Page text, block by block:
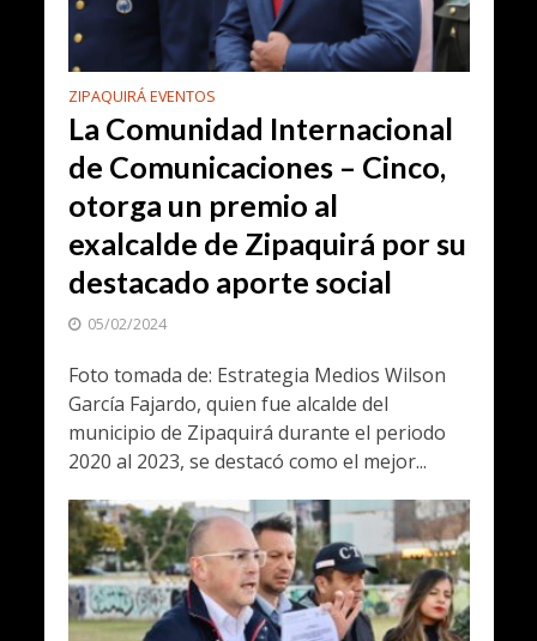
ZIPAQUIRÁ EVENTOS
La Comunidad Internacional
de Comunicaciones – Cinco,
otorga un premio al
exalcalde de Zipaquirá por su
destacado aporte social
05/02/2024
Foto tomada de: Estrategia Medios Wilson
García Fajardo, quien fue alcalde del
municipio de Zipaquirá durante el periodo
2020 al 2023, se destacó como el mejor...